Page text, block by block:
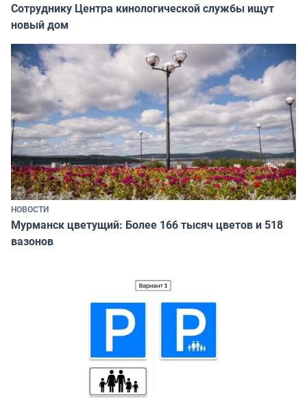
Сотруднику Центра кинологической службы ищут
новый дом
НОВОСТИ
Мурманск цветущий: Более 166 тысяч цветов и 518
вазонов